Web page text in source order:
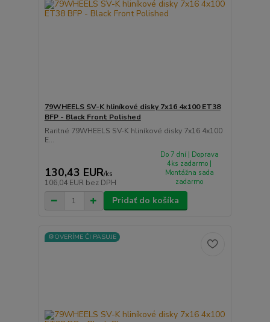
79WHEELS SV-K hliníkové disky 7x16 4x100 ET38
BFP - Black Front Polished
Raritné 79WHEELS SV-K hliníkové disky 7x16 4x100
E...
130,43 EUR/ks
106,04 EUR bez DPH
Do 7 dní | Doprava
4ks zadarmo |
Montážna sada
zadarmo
Pridať do košíka
⚙️OVERÍME ČI PASUJE